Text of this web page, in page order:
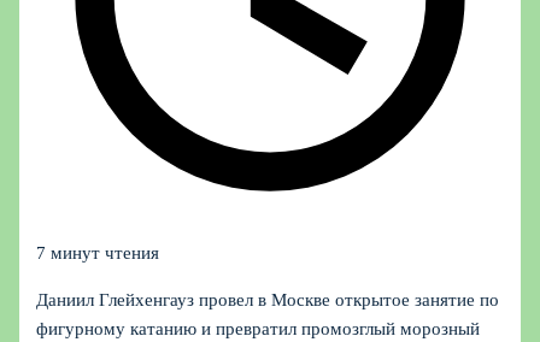
7 минут чтения
Даниил Глейхенгауз провел в Москве открытое занятие по
фигурному катанию и превратил промозглый морозный